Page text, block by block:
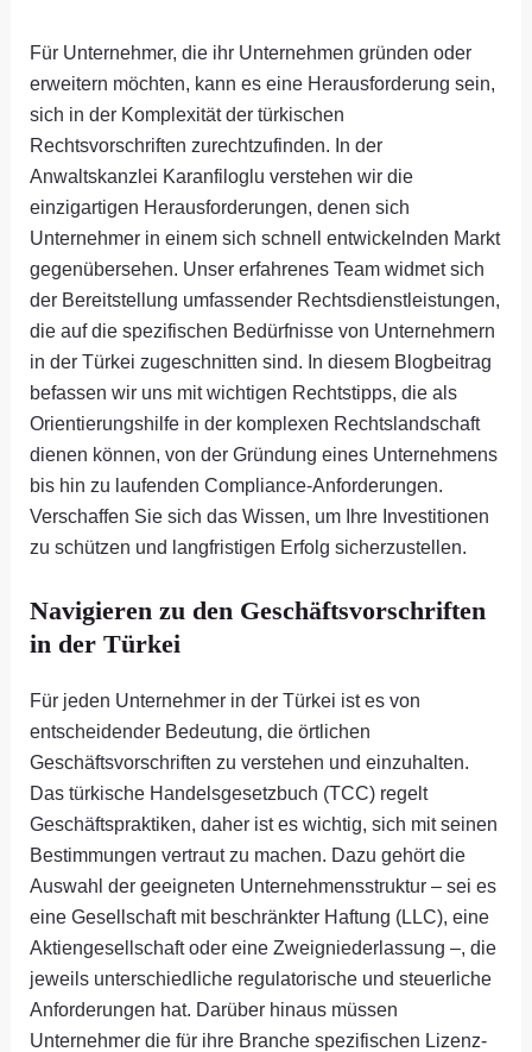
Für Unternehmer, die ihr Unternehmen gründen oder
erweitern möchten, kann es eine Herausforderung sein,
sich in der Komplexität der türkischen
Rechtsvorschriften zurechtzufinden. In der
Anwaltskanzlei Karanfiloglu verstehen wir die
einzigartigen Herausforderungen, denen sich
Unternehmer in einem sich schnell entwickelnden Markt
gegenübersehen. Unser erfahrenes Team widmet sich
der Bereitstellung umfassender Rechtsdienstleistungen,
die auf die spezifischen Bedürfnisse von Unternehmern
in der Türkei zugeschnitten sind. In diesem Blogbeitrag
befassen wir uns mit wichtigen Rechtstipps, die als
Orientierungshilfe in der komplexen Rechtslandschaft
dienen können, von der Gründung eines Unternehmens
bis hin zu laufenden Compliance-Anforderungen.
Verschaffen Sie sich das Wissen, um Ihre Investitionen
zu schützen und langfristigen Erfolg sicherzustellen.
Navigieren zu den Geschäftsvorschriften
in der Türkei
Für jeden Unternehmer in der Türkei ist es von
entscheidender Bedeutung, die örtlichen
Geschäftsvorschriften zu verstehen und einzuhalten.
Das türkische Handelsgesetzbuch (TCC) regelt
Geschäftspraktiken, daher ist es wichtig, sich mit seinen
Bestimmungen vertraut zu machen. Dazu gehört die
Auswahl der geeigneten Unternehmensstruktur – sei es
eine Gesellschaft mit beschränkter Haftung (LLC), eine
Aktiengesellschaft oder eine Zweigniederlassung –, die
jeweils unterschiedliche regulatorische und steuerliche
Anforderungen hat. Darüber hinaus müssen
Unternehmer die für ihre Branche spezifischen Lizenz-